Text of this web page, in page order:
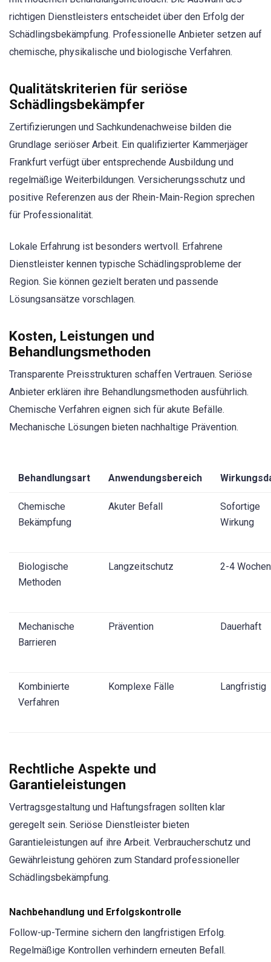
richtigen Dienstleisters entscheidet über den Erfolg der
Schädlingsbekämpfung. Professionelle Anbieter setzen auf
chemische, physikalische und biologische Verfahren.
Qualitätskriterien für seriöse
Schädlingsbekämpfer
Zertifizierungen und Sachkundenachweise bilden die
Grundlage seriöser Arbeit. Ein qualifizierter Kammerjäger
Frankfurt verfügt über entsprechende Ausbildung und
regelmäßige Weiterbildungen. Versicherungsschutz und
positive Referenzen aus der Rhein-Main-Region sprechen
für Professionalität.
Lokale Erfahrung ist besonders wertvoll. Erfahrene
Dienstleister kennen typische Schädlingsprobleme der
Region. Sie können gezielt beraten und passende
Lösungsansätze vorschlagen.
Kosten, Leistungen und
Behandlungsmethoden
Transparente Preisstrukturen schaffen Vertrauen. Seriöse
Anbieter erklären ihre Behandlungsmethoden ausführlich.
Chemische Verfahren eignen sich für akute Befälle.
Mechanische Lösungen bieten nachhaltige Prävention.
Behandlungsart Anwendungsbereich
Chemische
Bekämpfung
Akuter Befall
Sofortige
Wirkung
Biologische
Methoden
Langzeitschutz 2-4 Wochen
Mechanische
Barrieren
Prävention Dauerhaft
Kombinierte
Verfahren
Komplexe Fälle Langfristig
Rechtliche Aspekte und
Garantieleistungen
Vertragsgestaltung und Haftungsfragen sollten klar
geregelt sein. Seriöse Dienstleister bieten
Garantieleistungen auf ihre Arbeit. Verbraucherschutz und
Gewährleistung gehören zum Standard professioneller
Schädlingsbekämpfung.
Nachbehandlung und Erfolgskontrolle
Follow-up-Termine sichern den langfristigen Erfolg.
Regelmäßige Kontrollen verhindern erneuten Befall.